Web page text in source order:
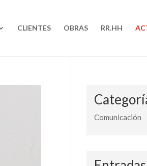
CLIENTES OBRAS RR.HH
Comunicación